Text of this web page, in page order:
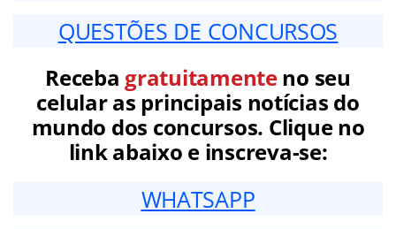
QUESTÕES DE CONCURSOS
Receba gratuitamenteno seu
celular as principais notícias do
mundo dos concursos. Clique no
link abaixo e inscreva-se:
WHATSAPP